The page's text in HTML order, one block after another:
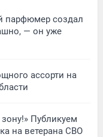
парфюмер создал
— он уже
ассорти на
Публикуем
на ветерана СВО